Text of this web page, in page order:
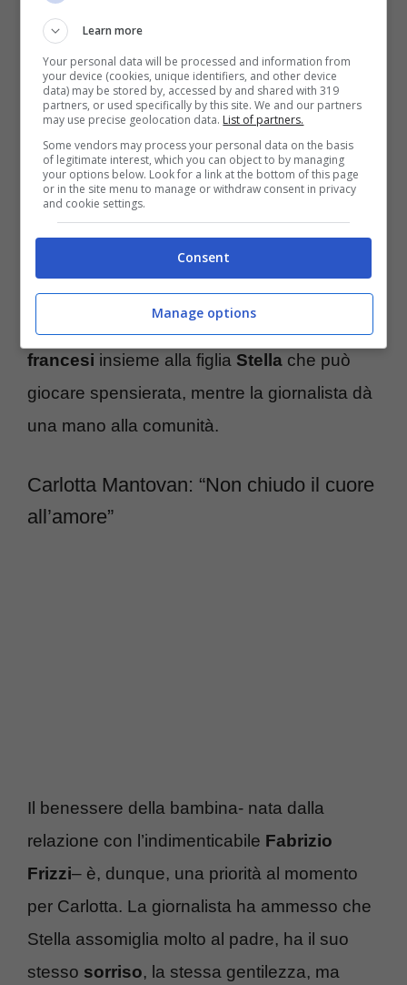
qualche anno e così si è allontanata anche
dai riflettori, questa situazione le portato
moltaserenità. La conduttrice ha poi
aggiunto di aiutare gli abitanti delvillaggio,
dove si organizzano
moltissime attività
alla
quale prende parte quando può. Tra queste
anche qualche gara con il suo
Una vita totalmente diversa da quella che
conduceva in Italia, Carlotta Mantovan ha
scelto di godersi la sua vita fra le
campagne
francesi insieme alla figlia Stella che può
giocare spensierata, mentre la giornalista dà
una mano alla comunità.
Carlotta Mantovan: “Non chiudo il cuore
all’amore”
Il benessere della bambina- nata dalla
relazione con l’indimenticabile Fabrizio
Frizzi– è, dunque, una priorità al momento
per Carlotta. La giornalista ha ammesso che
Stella assomiglia molto al padre, ha il suo
stesso sorriso, la stessa gentilezza, ma
Learn more
Your personal data will be processed and information from
your device (cookies, unique identifiers, and other device
data) may be stored by, accessed by and shared with 319
partners, or used specifically by this site. We and our partners
may use precise geolocation data. List of partners.
Some vendors may process your personal data on the basis
of legitimate interest, which you can object to by managing
your options below. Look for a link at the bottom of this page
or in the site menu to manage or withdraw consent in privacy
and cookie settings.
Consent
Manage options